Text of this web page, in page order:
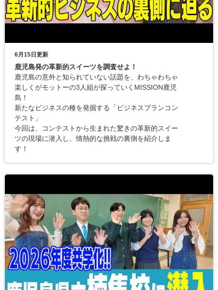
6月15日更新
鹿児島発の革新的スイーツを調査せよ！
鹿児島の意外と知られていない話題を、わちゃわちゃ
楽しくがモットーの3人組が探っていくMISSION鹿児
島！
新たなビジネスの種を発掘する「ビジネスプランコン
テスト」
今回は、コンテストから生まれた驚きの革新的スイー
ツの現場に潜入し、情熱的な挑戦の裏側を紹介しま
す！